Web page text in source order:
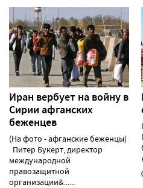
Иран вербует на войну в
Сирии афганских
беженцев
(На фото - афганские беженцы)
Питер Букерт, директор
международной
правозащитной
организации&......